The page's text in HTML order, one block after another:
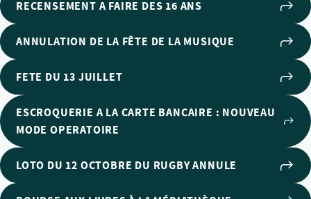
RECENSEMENT A FAIRE DES 16 ANS
ANNULATION DE LA FÊTE DE LA MUSIQUE
FETE DU 13 JUILLET
ESCROQUERIE A LA CARTE BANCAIRE : NOUVEAU
MODE OPERATOIRE
LOTO DU 12 OCTOBRE DU RUGBY ANNULE